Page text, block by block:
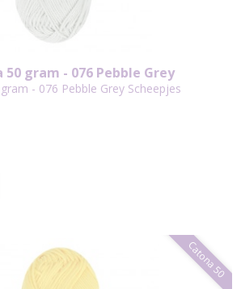
50 gram - 076 Pebble Grey
- 076 Pebble Grey Scheepjes
Catona 50